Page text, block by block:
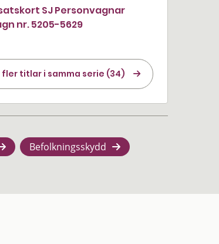
SJ Personvagnar
nr. 5205-5629
fler titlar i samma serie (34)
Befolkningsskydd